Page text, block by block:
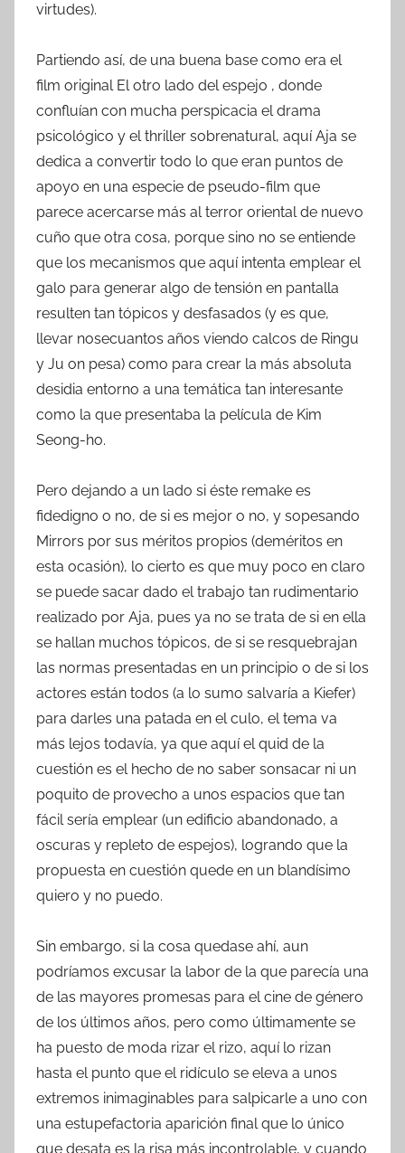
virtudes).
Partiendo así, de una buena base como era el
film original El otro lado del espejo , donde
confluían con mucha perspicacia el drama
psicológico y el thriller sobrenatural, aquí Aja se
dedica a convertir todo lo que eran puntos de
apoyo en una especie de pseudo-film que
parece acercarse más al terror oriental de nuevo
cuño que otra cosa, porque sino no se entiende
que los mecanismos que aquí intenta emplear el
galo para generar algo de tensión en pantalla
resulten tan tópicos y desfasados (y es que,
llevar nosecuantos años viendo calcos de Ringu
y Ju on pesa) como para crear la más absoluta
desidia entorno a una temática tan interesante
como la que presentaba la película de Kim
Seong-ho.
Pero dejando a un lado si éste remake es
fidedigno o no, de si es mejor o no, y sopesando
Mirrors por sus méritos propios (deméritos en
esta ocasión), lo cierto es que muy poco en claro
se puede sacar dado el trabajo tan rudimentario
realizado por Aja, pues ya no se trata de si en ella
se hallan muchos tópicos, de si se resquebrajan
las normas presentadas en un principio o de si los
actores están todos (a lo sumo salvaría a Kiefer)
para darles una patada en el culo, el tema va
más lejos todavía, ya que aquí el quid de la
cuestión es el hecho de no saber sonsacar ni un
poquito de provecho a unos espacios que tan
fácil sería emplear (un edificio abandonado, a
oscuras y repleto de espejos), logrando que la
propuesta en cuestión quede en un blandísimo
quiero y no puedo.
Sin embargo, si la cosa quedase ahí, aun
podríamos excusar la labor de la que parecía una
de las mayores promesas para el cine de género
de los últimos años, pero como últimamente se
ha puesto de moda rizar el rizo, aquí lo rizan
hasta el punto que el ridículo se eleva a unos
extremos inimaginables para salpicarle a uno con
una estupefactoria aparición final que lo único
que desata es la risa más incontrolable, y cuando